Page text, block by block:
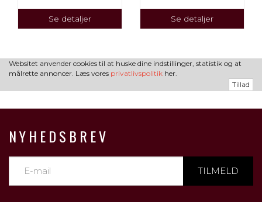
Se detaljer Se detaljer
Websitet anvender cookies til at huske dine indstillinger, statistik og at
målrette annoncer. Læs vores privatlivspolitik her.
Tillad
NYHEDSBREV
TILMELD